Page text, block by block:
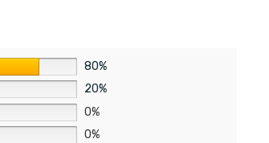
80%
20%
0%
0%